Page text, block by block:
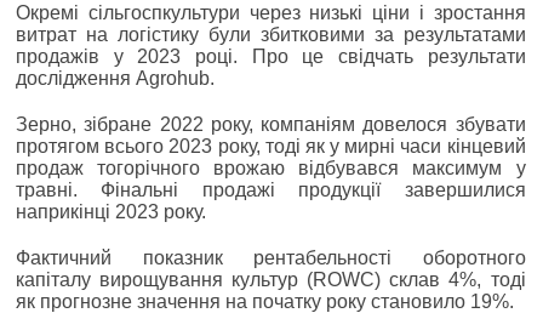
Окремі сільгоспкультури через низькі ціни і зростання
витрат на логістику були збитковими за результатами
продажів у 2023 році. Про це свідчать результати
дослідження Agrohub.
Зерно, зібране 2022 року, компаніям довелося збувати
протягом всього 2023 року, тоді як у мирні часи кінцевий
продаж тогорічного врожаю відбувався максимум у
травні. Фінальні продажі продукції завершилися
наприкінці 2023 року.
Фактичний показник рентабельності оборотного
капіталу вирощування культур (ROWC) склав 4%, тоді
як прогнозне значення на початку року становило 19%.